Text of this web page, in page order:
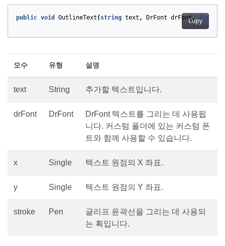
Copy
public void OutlineText ( string text , DrFont drFont, float
모수 유형 설명
text String 추가할 텍스트입니다.
drFont DrFont
DrFont 텍스트를 그리는 데 사용됩
니다. 커스텀 폴더에 있는 커스텀 폰
트와 함께 사용할 수 있습니다.
x Single 텍스트 원점의 X 좌표.
y Single 텍스트 원점의 Y 좌표.
stroke Pen
글리프 윤곽선을 그리는 데 사용되
는 획입니다.